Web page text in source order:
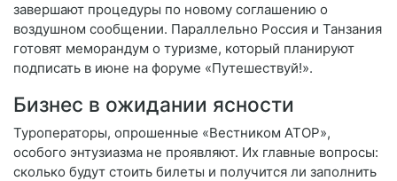
завершают процедуры по новому соглашению о
воздушном сообщении. Параллельно Россия и Танзания
готовят меморандум о туризме, который планируют
подписать в июне на форуме «Путешествуй!».
Бизнес в ожидании ясности
Туроператоры, опрошенные «Вестником АТОР»,
особого энтузиазма не проявляют. Их главные вопросы:
сколько будут стоить билеты и получится ли заполнить